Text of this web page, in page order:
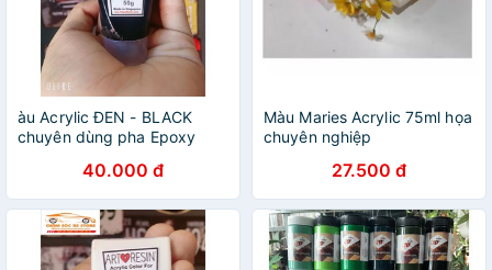
àu Acrylic ĐEN - BLACK
chuyên dùng pha Epoxy
chamsocxestore
40.000 đ
Màu Maries Acrylic 75ml họa
chuyên nghiệp
27.500 đ